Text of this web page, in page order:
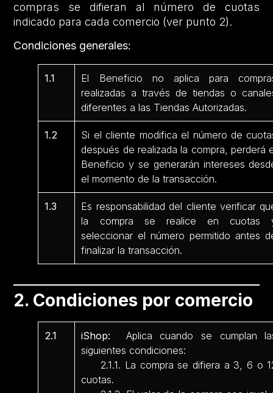
compras se difieran al número de cuotas
indicado para cada comercio (ver punto 2).
Condiciones generales:
1.1
El Beneficio no aplica para
realizadas a través de tiendas o
diferentes a las Tiendas Autorizadas.
1.2
Si el cliente modifica el número de
después de realizada la compra, perderá
Beneficio y se generarán intereses
el momento de la transacción.
1.3
Es responsabilidad del cliente verificar
la compra se realice en cuotas
seleccionar el número permitido antes
finalizar la transacción.
2. Condiciones por comercio
2.1 iShop: Aplica cuando se cumplan
siguientes condiciones:
2.1.1. La compra se difiera a 3, 6 o
cuotas.